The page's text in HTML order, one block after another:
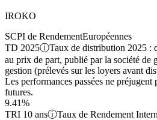
IROKO
SCPI de RendementEuropéennes
TD 2025ⓘTaux de distribution 2025 :
au prix de part, publié par la société de
gestion (prélevés sur les loyers avant
Les performances passées ne préjugent
futures.
9.41%
TRI 10 ansⓘTaux de Rendement